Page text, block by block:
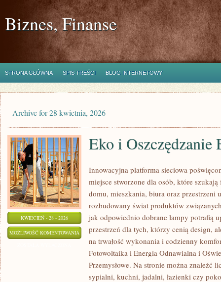
Biznes, Finanse
STRONA GŁÓWNA SPIS TREŚCI BLOG INTERNETOWY
Archive for 28 kwietnia, 2026
KWIECIEŃ - 28 - 2026
MOŻLIWOŚĆ KOMENTOWANIA
OSZCZĘDZANIE
ENERGII
Eko i Oszczędzanie
Innowacyjna platforma sieciowa
miejsce stworzone dla osób, które
domu, mieszkania, biura oraz przestrzeni
rozbudowany świat produktów
jak odpowiednio dobrane lampy potrafią
przestrzeń dla tych, którzy cenią design,
na trwałość wykonania i codzienny
Fotowoltaika i Energia Odnawialna i
Przemysłowe. Na stronie można znaleźć
sypialni, kuchni, jadalni, łazienki czy